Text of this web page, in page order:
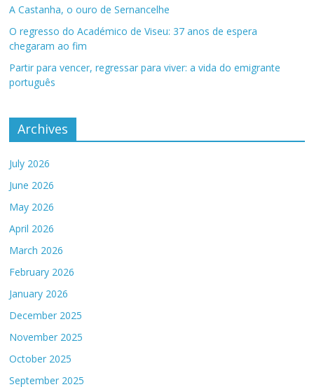
A Castanha, o ouro de Sernancelhe
O regresso do Académico de Viseu: 37 anos de espera
chegaram ao fim
Partir para vencer, regressar para viver: a vida do emigrante
português
Archives
July 2026
June 2026
May 2026
April 2026
March 2026
February 2026
January 2026
December 2025
November 2025
October 2025
September 2025